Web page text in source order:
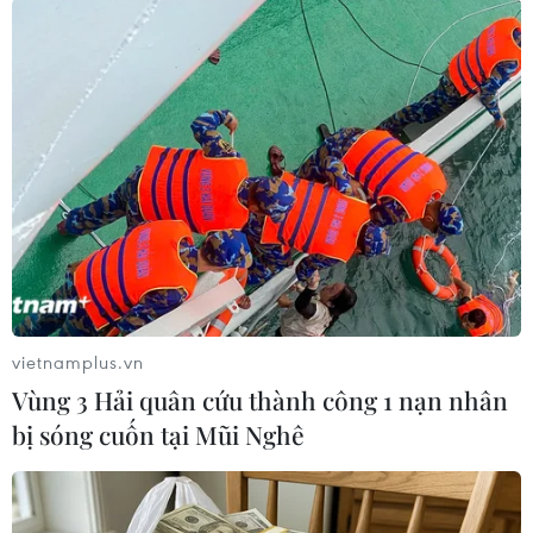
#Thép Hòa Phát Hải Dương
#Trạm điện
#Khu liên hợp gang thép Hải Dương
#Chất hóa học độc hai
#Hiệu ứng nhà kính
Hải Dương
TP. Hải Phòng
Theo dõi VietnamPlus
TIN LIÊN QUAN
vietnamplus.vn
Vùng 3 Hải quân cứu thành công 1 nạn nhân
bị sóng cuốn tại Mũi Nghê